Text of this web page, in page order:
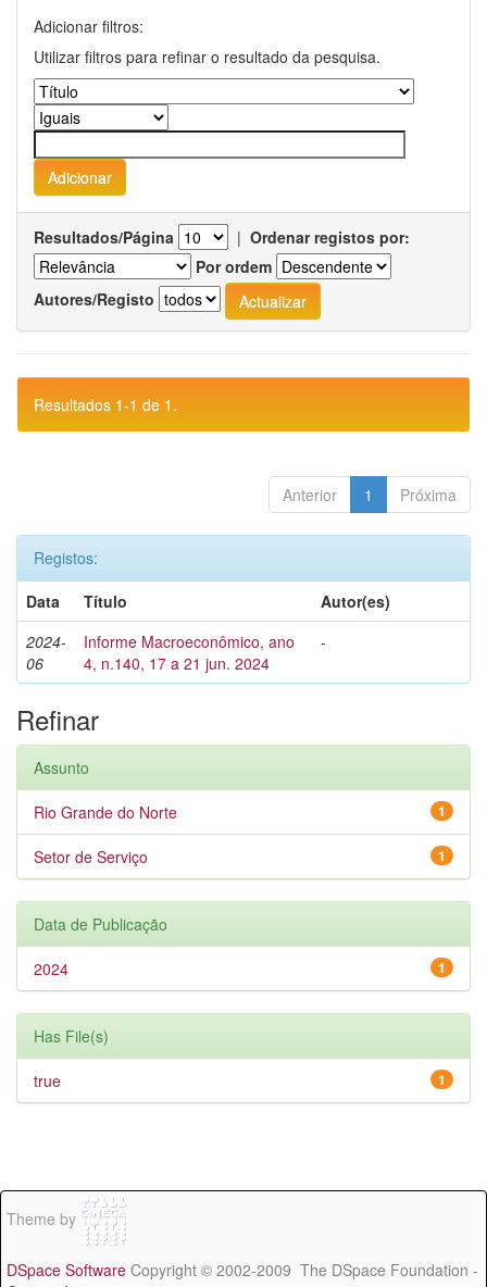
Adicionar filtros:
Utilizar filtros para refinar o resultado da pesquisa.
Resultados/Página | Ordenar registos por:
Por ordem
Autores/Registo
Resultados 1-1 de 1.
Anterior 1 Próxima
Registos:
Data
Título
Autor(es)
2024-
06
Informe Macroeconômico, ano
4, n.140, 17 a 21 jun. 2024
-
Refinar
Assunto
1
Rio Grande do Norte
1
Setor de Serviço
Data de Publicação
1
2024
Has File(s)
1
true
Theme by
DSpace Software Copyright © 2002-2009 The DSpace Foundation -